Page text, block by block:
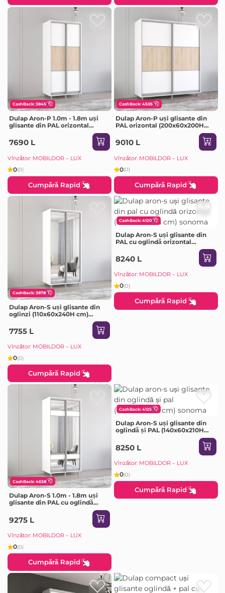
CashBack: 3845
Dulap Aron-P 1.0m - 1.8m uși
glisante din PAL orizontal
(140x60x200H cm) Sonoma
7690 L
Vînzător: MOBILDOR – LUX
0(0)
Cumpără Rapid
CashBack: 4505
Dulap Aron-P uși glisante din
PAL orizontal (200x60x200H
9010 L
Vînzător: MOBILDOR – LUX
0(0)
Cumpără Rapid
CashBack: 3878
Dulap Aron-S uși glisante din
oglinzi (110x60x240H cm)
7755 L
Vînzător: MOBILDOR – LUX
0(0)
Cumpără Rapid
CashBack: 4120
Dulap Aron-S uși glisante din
PAL cu oglindă orizontal
(120x60x240H cm) Sonoma
8240 L
Vînzător: MOBILDOR – LUX
0(0)
Cumpără Rapid
CashBack: 4638
Dulap Aron-S 1.0m - 1.8m uși
glisante din PAL cu oglindă
Sonoma
9275 L
Vînzător: MOBILDOR – LUX
0(0)
Cumpără Rapid
CashBack: 4125
Dulap Aron-S uși glisante din
oglindă și PAL (140x60x210H
8250 L
Vînzător: MOBILDOR – LUX
0(0)
Cumpără Rapid